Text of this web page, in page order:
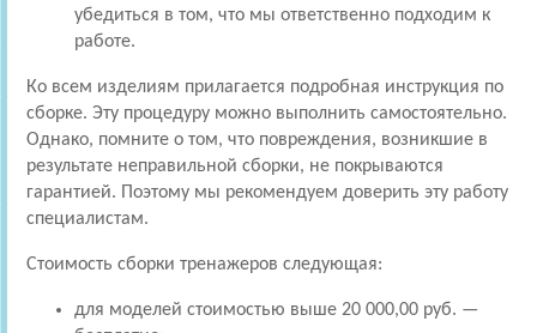
убедиться в том, что мы ответственно подходим к
работе.
Ко всем изделиям прилагается подробная инструкция по
сборке. Эту процедуру можно выполнить самостоятельно.
Однако, помните о том, что повреждения, возникшие в
результате неправильной сборки, не покрываются
гарантией. Поэтому мы рекомендуем доверить эту работу
специалистам.
Стоимость сборки тренажеров следующая:
для моделей стоимостью выше 20 000,00 руб. —